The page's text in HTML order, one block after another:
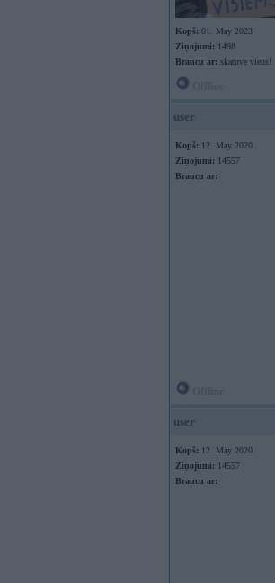
Kopš: 01. May 2023
Ziņojumi: 1498
Braucu ar: skatuve viens!
user
Kopš: 12. May 2020
Ziņojumi: 14557
Braucu ar:
user
Kopš: 12. May 2020
Ziņojumi: 14557
Braucu ar: